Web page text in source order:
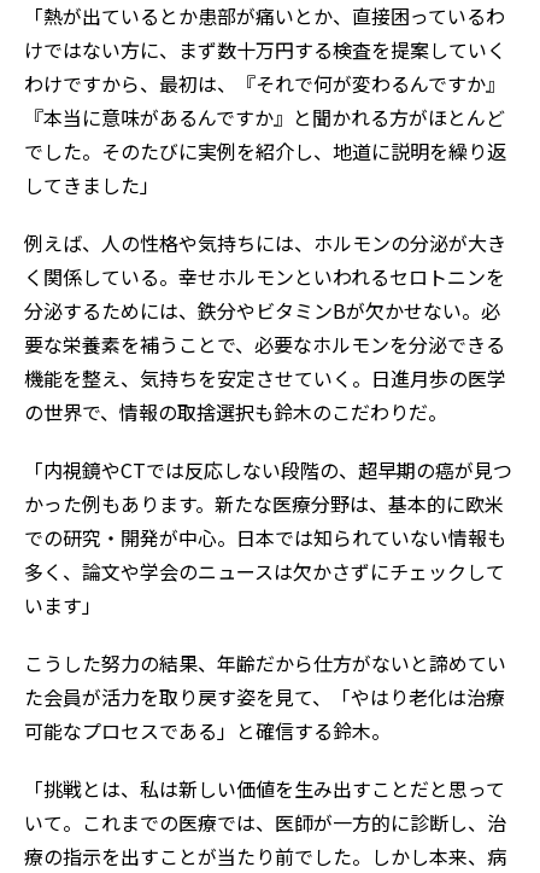
「熱が出ているとか患部が痛いとか、直接困っているわ
けではない方に、まず数十万円する検査を提案していく
わけですから、最初は、『それで何が変わるんですか』
『本当に意味があるんですか』と聞かれる方がほとんど
でした。そのたびに実例を紹介し、地道に説明を繰り返
してきました」
例えば、人の性格や気持ちには、ホルモンの分泌が大き
く関係している。幸せホルモンといわれるセロトニンを
分泌するためには、鉄分やビタミンBが欠かせない。必
要な栄養素を補うことで、必要なホルモンを分泌できる
機能を整え、気持ちを安定させていく。日進月歩の医学
の世界で、情報の取捨選択も鈴木のこだわりだ。
「内視鏡やCTでは反応しない段階の、超早期の癌が見つ
かった例もあります。新たな医療分野は、基本的に欧米
での研究・開発が中心。日本では知られていない情報も
多く、論文や学会のニュースは欠かさずにチェックして
います」
こうした努力の結果、年齢だから仕方がないと諦めてい
た会員が活力を取り戻す姿を見て、「やはり老化は治療
可能なプロセスである」と確信する鈴木。
「挑戦とは、私は新しい価値を生み出すことだと思って
いて。これまでの医療では、医師が一方的に診断し、治
療の指示を出すことが当たり前でした。しかし本来、病